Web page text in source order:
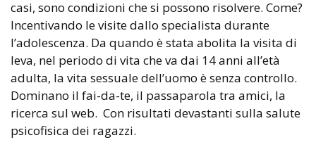
casi, sono condizioni che si possono risolvere. Come?
Incentivando le visite dallo specialista durante
l’adolescenza. Da quando è stata abolita la visita di
leva, nel periodo di vita che va dai 14 anni all’età
adulta, la vita sessuale dell’uomo è senza controllo.
Dominano il fai-da-te, il passaparola tra amici, la
ricerca sul web. Con risultati devastanti sulla salute
psicofisica dei ragazzi.